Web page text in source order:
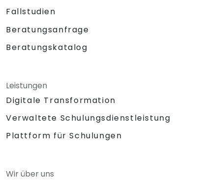
Fallstudien
Beratungsanfrage
Beratungskatalog
Leistungen
Digitale Transformation
Verwaltete Schulungsdienstleistung
Plattform für Schulungen
Wir über uns